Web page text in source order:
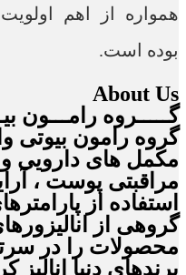
بوده است.
About Us
گـــــروه رامـــون
گروه رامون بیوتی
مکمل های دارویی و
مراقبتی پوست ،
استفاده از
گروهی از
محصولات را در
برندهای دنیا